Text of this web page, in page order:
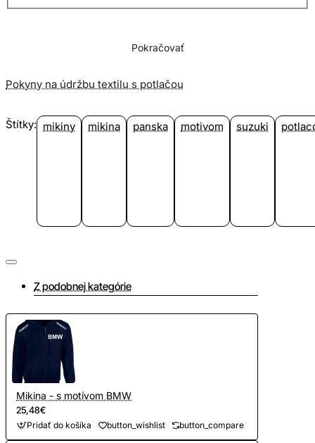
Pokračovať
Pokyny na údržbu textilu s potlačou
Štítky: mikiny mikina panska motivom suzuki
Z podobnej kategórie
Mikina - s motívom BMW
25,48€
Pridať do košíka button_wishlist button_compare